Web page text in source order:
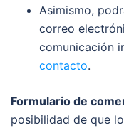
Asimismo,
correo
comunicación
contacto.
Formulario de
posibilidad de que